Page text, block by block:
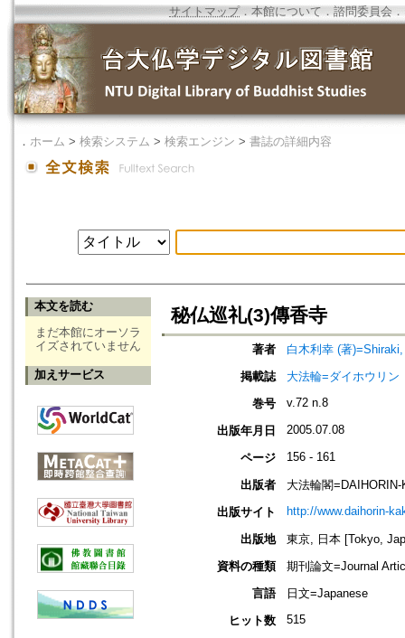
サイトマップ．本館について ． 諮問委員会 ．
． ホーム > 検索システム > 検索エンジン > 書誌の詳細内容
本文を読む
まだ本館にオーソラ
イズされていません
加えサービス
秘仏巡礼(3)傳香寺
著者
白木利幸 (著
掲載誌
大法輪=ダイホウリン
巻号
v.72 n.8
出版年月日 2005.07.08
ページ 156 - 161
出版者
大法輪閣=DAIHORIN-
出版サイト
http://www.daihorin-
出版地
東京, 日本 [Tokyo,
資料の種類
期刊論文=Journal
言語
日文=Japanese
ヒット数
515